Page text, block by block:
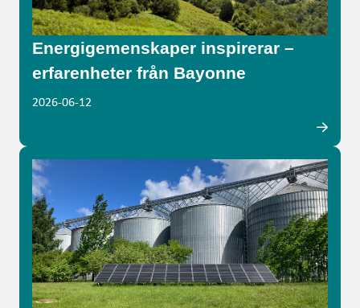
Energigemenskaper inspirerar –
erfarenheter från Bayonne
2026-06-12